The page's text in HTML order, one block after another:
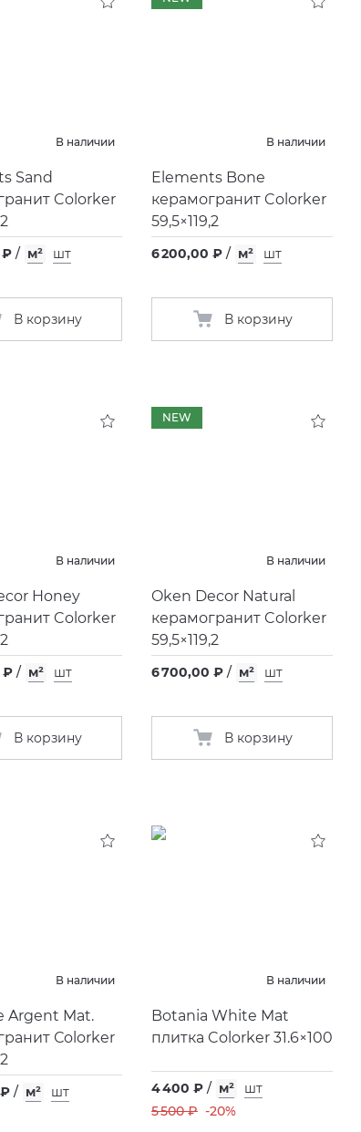
В наличии
Sand
Colorker
₽ / м² шт
В корзину
В наличии
Elements Bone
керамогранит Colorker
59,5×119,2
6 200,00 ₽ / м² шт
В корзину
В наличии
Honey
Colorker
₽ / м² шт
В корзину
NEW
В наличии
Oken Decor Natural
керамогранит Colorker
59,5×119,2
6 700,00 ₽ / м² шт
В корзину
В наличии
Argent Mat.
Сolorker
/ м² шт
В наличии
Botania White Mat
плитка Colorker 31.6×100
4 400 ₽ / м²
шт
5 500 ₽ -20%